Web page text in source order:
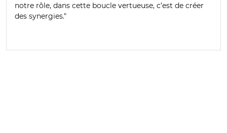
notre rôle, dans cette boucle vertueuse, c’est de créer
des synergies."